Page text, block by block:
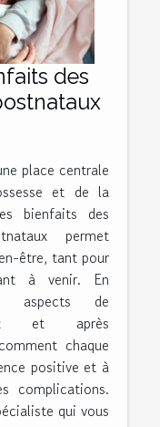
des
place centrale
et de la
bienfaits des
permet
être, tant pour
à venir. En
aspects de
et après
chaque
positive et à
complications.
qui vous